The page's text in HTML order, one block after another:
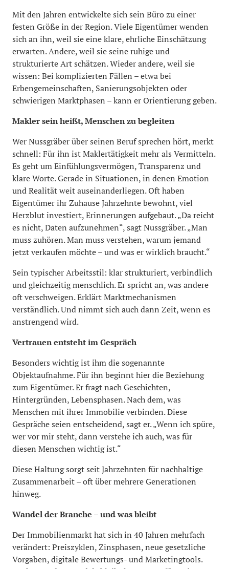
Mit den Jahren entwickelte sich sein Büro zu einer
festen Größe in der Region. Viele Eigentümer wenden
sich an ihn, weil sie eine klare, ehrliche Einschätzung
erwarten. Andere, weil sie seine ruhige und
strukturierte Art schätzen. Wieder andere, weil sie
wissen: Bei komplizierten Fällen – etwa bei
Erbengemeinschaften, Sanierungsobjekten oder
schwierigen Marktphasen – kann er Orientierung geben.
Makler sein heißt, Menschen zu begleiten
Wer Nussgräber über seinen Beruf sprechen hört, merkt
schnell: Für ihn ist Maklertätigkeit mehr als Vermitteln.
Es geht um Einfühlungsvermögen, Transparenz und
klare Worte. Gerade in Situationen, in denen Emotion
und Realität weit auseinanderliegen. Oft haben
Eigentümer ihr Zuhause Jahrzehnte bewohnt, viel
Herzblut investiert, Erinnerungen aufgebaut. „Da reicht
es nicht, Daten aufzunehmen“, sagt Nussgräber. „Man
muss zuhören. Man muss verstehen, warum jemand
jetzt verkaufen möchte – und was er wirklich braucht.“
Sein typischer Arbeitsstil: klar strukturiert, verbindlich
und gleichzeitig menschlich. Er spricht an, was andere
oft verschweigen. Erklärt Marktmechanismen
verständlich. Und nimmt sich auch dann Zeit, wenn es
anstrengend wird.
Vertrauen entsteht im Gespräch
Besonders wichtig ist ihm die sogenannte
Objektaufnahme. Für ihn beginnt hier die Beziehung
zum Eigentümer. Er fragt nach Geschichten,
Hintergründen, Lebensphasen. Nach dem, was
Menschen mit ihrer Immobilie verbinden. Diese
Gespräche seien entscheidend, sagt er. „Wenn ich spüre,
wer vor mir steht, dann verstehe ich auch, was für
diesen Menschen wichtig ist.“
Diese Haltung sorgt seit Jahrzehnten für nachhaltige
Zusammenarbeit – oft über mehrere Generationen
hinweg.
Wandel der Branche – und was bleibt
Der Immobilienmarkt hat sich in 40 Jahren mehrfach
verändert: Preiszyklen, Zinsphasen, neue gesetzliche
Vorgaben, digitale Bewertungs- und Marketingtools.